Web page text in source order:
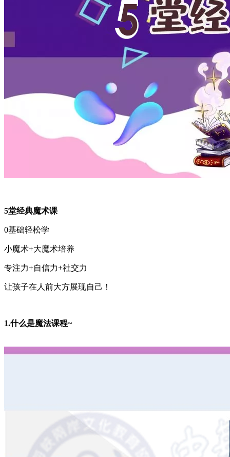
5堂经典魔术课
0基础轻松学
小魔术+大魔术培养
专注力+自信力+社交力
让孩子在人前大方展现自己！
1.什么是魔法课程~